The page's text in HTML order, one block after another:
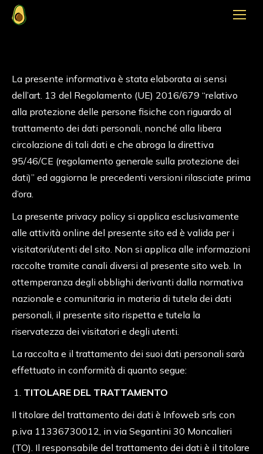
La presente informativa è stata elaborata ai sensi
dell’art. 13 del Regolamento (UE) 2016/679 “relativo
alla protezione delle persone fisiche con riguardo al
trattamento dei dati personali, nonché alla libera
circolazione di tali dati e che abroga la direttiva
95/46/CE (regolamento generale sulla protezione dei
dati)” ed aggiorna le precedenti versioni rilasciate prima
d’ora.
La presente privacy policy si applica esclusivamente
alle attività online del presente sito ed è valida per i
visitatori/utenti del sito. Non si applica alle informazioni
raccolte tramite canali diversi al presente sito web. In
ottemperanza degli obblighi derivanti dalla normativa
nazionale e comunitaria in materia di tutela dei dati
personali, il presente sito rispetta e tutela la
riservatezza dei visitatori e degli utenti.
La raccolta e il trattamento dei suoi dati personali sarà
effettuato in conformità di quanto segue:
TITOLARE DEL TRATTAMENTO
Il titolare del trattamento dei dati è Infoweb srls con
p.iva 11336730012, in via Segantini 30 Moncalieri
(TO). Il responsabile del trattamento dei dati è il titolare